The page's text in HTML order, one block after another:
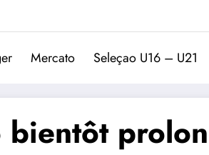
Trivela
L'actualité
Mercato Seleçao U16 – U21
bientôt